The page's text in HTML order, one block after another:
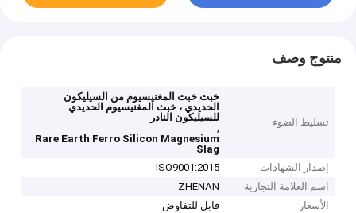
منتوج وصف
تسليط الضوء
خبث خبث المغنيسيوم من السيليكون
الحديدي ، خبث المغنيسيوم الحديدي
للسيليكون النادر
,
Rare Earth Ferro Silicon Magnesium
Slag
إصدار الشهادات
ISO9001:2015
اسم العلامة التجارية
ZHENAN
الأسعار
قابل للتفاوض